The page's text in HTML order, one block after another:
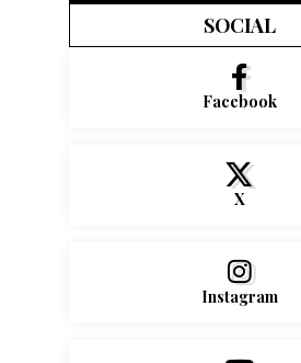
SOCIAL
Facebook
X
Instagram